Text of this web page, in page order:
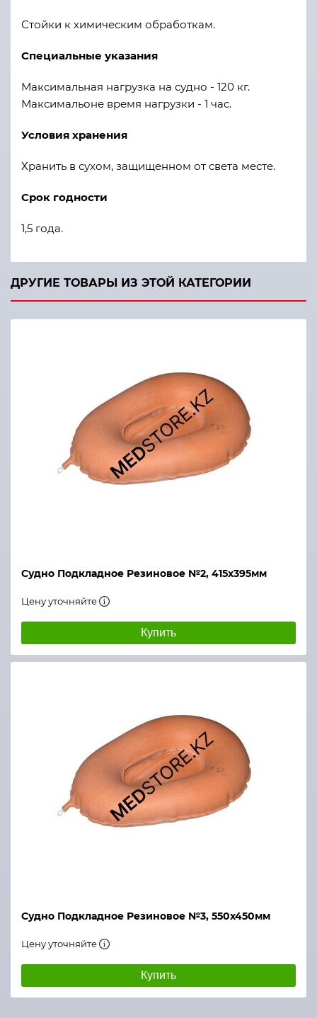
Стойки к химическим обработкам.
Специальные указания
Максимальная нагрузка на судно - 120 кг.
Максимальоне время нагрузки - 1 час.
Условия хранения
Хранить в сухом, защищенном от света месте.
Срок годности
1,5 года.
ДРУГИЕ ТОВАРЫ ИЗ ЭТОЙ КАТЕГОРИИ
Судно Подкладное Резиновое №2, 415х395мм
Цену уточняйте
Купить
Судно Подкладное Резиновое №3, 550х450мм
Цену уточняйте
Купить